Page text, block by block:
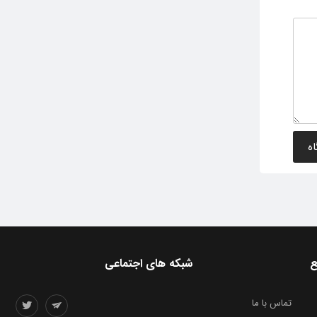
شبکه های اجتماعی
تماس با ما